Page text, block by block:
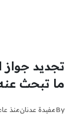
ما تبحث
Byمفيدة عدنانمنذ